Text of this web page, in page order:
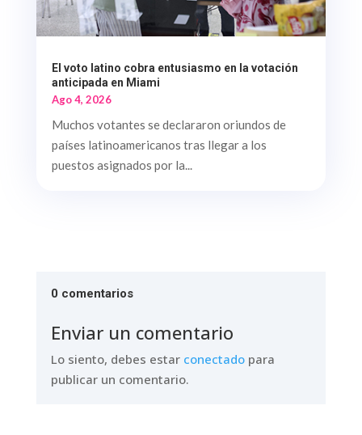
El voto latino cobra entusiasmo en la votación
anticipada en Miami
Ago 4, 2026
Muchos votantes se declararon oriundos de
países latinoamericanos tras llegar a los
puestos asignados por la...
0 comentarios
Enviar un comentario
Lo siento, debes estar conectadopara
publicar un comentario.